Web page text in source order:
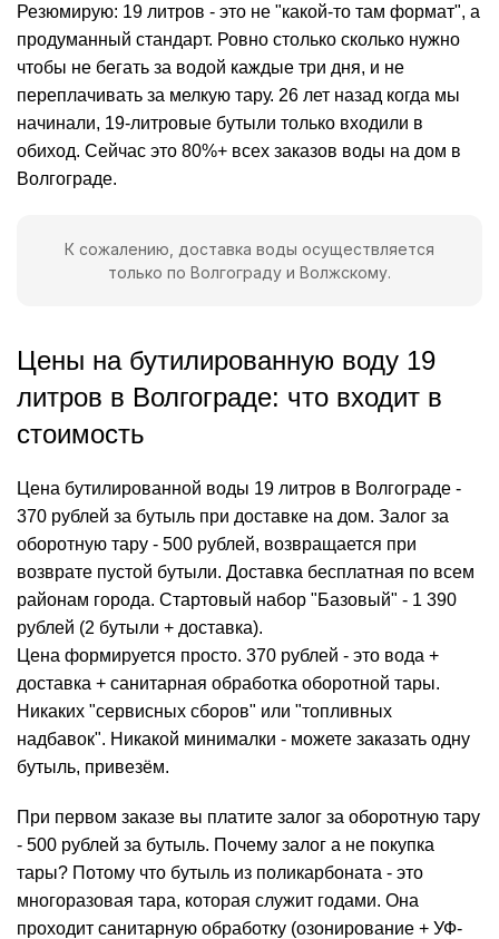
Резюмирую: 19 литров - это не "какой-то там формат", а
продуманный стандарт. Ровно столько сколько нужно
чтобы не бегать за водой каждые три дня, и не
переплачивать за мелкую тару. 26 лет назад когда мы
начинали, 19-литровые бутыли только входили в
обиход. Сейчас это 80%+ всех заказов воды на дом в
Волгограде.
К сожалению, доставка воды осуществляется
только по Волгограду и Волжскому.
Цены на бутилированную воду 19
литров в Волгограде: что входит в
стоимость
Цена бутилированной воды 19 литров в Волгограде -
370 рублей за бутыль при доставке на дом. Залог за
оборотную тару - 500 рублей, возвращается при
возврате пустой бутыли. Доставка бесплатная по всем
районам города. Стартовый набор "Базовый" - 1 390
рублей (2 бутыли + доставка).
Цена формируется просто. 370 рублей - это вода +
доставка + санитарная обработка оборотной тары.
Никаких "сервисных сборов" или "топливных
надбавок". Никакой минималки - можете заказать одну
бутыль, привезём.
При первом заказе вы платите залог за оборотную тару
- 500 рублей за бутыль. Почему залог а не покупка
тары? Потому что бутыль из поликарбоната - это
многоразовая тара, которая служит годами. Она
проходит санитарную обработку (озонирование + УФ-